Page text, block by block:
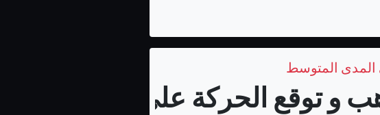
المدى المتوسط
و توقع الحركة على المدى المت...